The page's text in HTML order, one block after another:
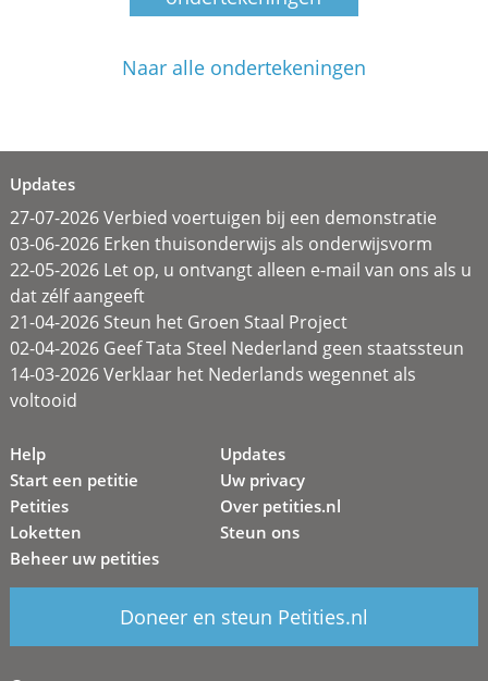
Naar alle ondertekeningen
Updates
27-07-2026 Verbied voertuigen bij een demonstratie
03-06-2026 Erken thuisonderwijs als onderwijsvorm
22-05-2026 Let op, u ontvangt alleen e-mail van ons als u
dat zélf aangeeft
21-04-2026 Steun het Groen Staal Project
02-04-2026 Geef Tata Steel Nederland geen staatssteun
14-03-2026 Verklaar het Nederlands wegennet als
voltooid
Help
Start een petitie
Petities
Loketten
Beheer uw petities
Updates
Uw privacy
Over petities.nl
Steun ons
Doneer en steun Petities.nl